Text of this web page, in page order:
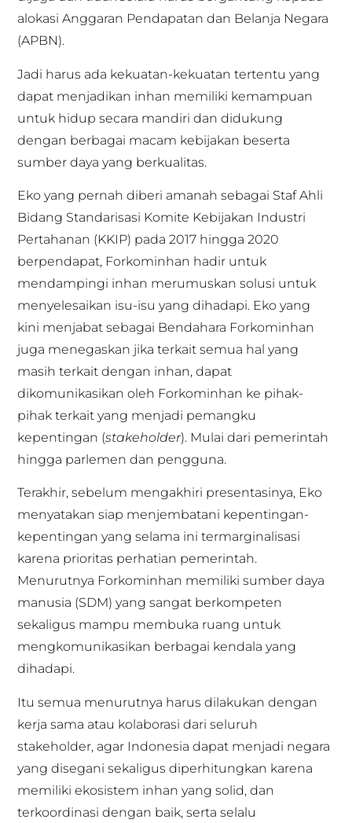
alokasi Anggaran Pendapatan dan Belanja Negara
(APBN).
Jadi harus ada kekuatan-kekuatan tertentu yang
dapat menjadikan inhan memiliki kemampuan
untuk hidup secara mandiri dan didukung
dengan berbagai macam kebijakan beserta
sumber daya yang berkualitas.
Eko yang pernah diberi amanah sebagai Staf Ahli
Bidang Standarisasi Komite Kebijakan Industri
Pertahanan (KKIP) pada 2017 hingga 2020
berpendapat, Forkominhan hadir untuk
mendampingi inhan merumuskan solusi untuk
menyelesaikan isu-isu yang dihadapi. Eko yang
kini menjabat sebagai Bendahara Forkominhan
juga menegaskan jika terkait semua hal yang
masih terkait dengan inhan, dapat
dikomunikasikan oleh Forkominhan ke pihak-
pihak terkait yang menjadi pemangku
kepentingan (stakeholder). Mulai dari pemerintah
hingga parlemen dan pengguna.
Terakhir, sebelum mengakhiri presentasinya, Eko
menyatakan siap menjembatani kepentingan-
kepentingan yang selama ini termarginalisasi
karena prioritas perhatian pemerintah.
Menurutnya Forkominhan memiliki sumber daya
manusia (SDM) yang sangat berkompeten
sekaligus mampu membuka ruang untuk
mengkomunikasikan berbagai kendala yang
dihadapi.
Itu semua menurutnya harus dilakukan dengan
kerja sama atau kolaborasi dari seluruh
stakeholder, agar Indonesia dapat menjadi negara
yang disegani sekaligus diperhitungkan karena
memiliki ekosistem inhan yang solid, dan
terkoordinasi dengan baik, serta selalu